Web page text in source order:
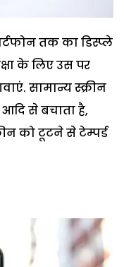
तक का डिस्प्ले
के लिए उस पर
सामान्य स्क्रीन
आदि से बचाता है,
को टूटने से टेम्पर्ड